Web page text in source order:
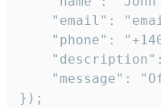
"email":
"phone":
"message":
});